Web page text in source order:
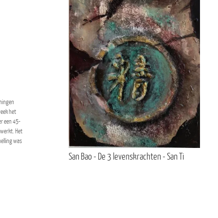
het
een 45-
Het
was
San Bao - De 3 levenskrachten - San Ti